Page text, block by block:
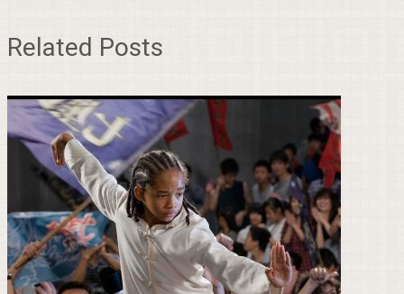
Related Posts